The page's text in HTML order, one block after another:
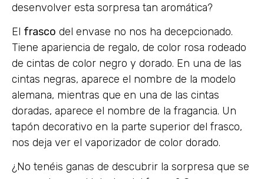
desenvolver esta sorpresa tan aromática?
El frasco del envase no nos ha decepcionado.
Tiene apariencia de regalo, de color rosa rodeado
de cintas de color negro y dorado. En una de las
cintas negras, aparece el nombre de la modelo
alemana, mientras que en una de las cintas
doradas, aparece el nombre de la fragancia. Un
tapón decorativo en la parte superior del frasco,
nos deja ver el vaporizador de color dorado.
¿No tenéis ganas de descubrir la sorpresa que se